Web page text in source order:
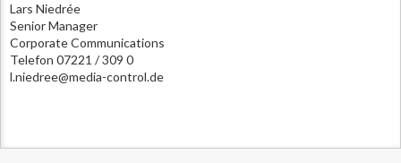
Lars Niedrée
Senior Manager
Corporate Communications
Telefon 07221 / 309 0
l.niedree@media-control.de